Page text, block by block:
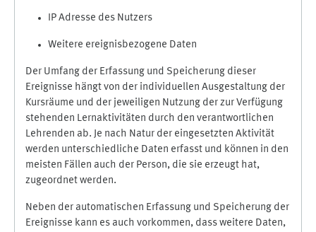
IP Adresse des Nutzers
Weitere ereignisbezogene Daten
Der Umfang der Erfassung und Speicherung dieser
Ereignisse hängt von der individuellen Ausgestaltung der
Kursräume und der jeweiligen Nutzung der zur Verfügung
stehenden Lernaktivitäten durch den verantwortlichen
Lehrenden ab. Je nach Natur der eingesetzten Aktivität
werden unterschiedliche Daten erfasst und können in den
meisten Fällen auch der Person, die sie erzeugt hat,
zugeordnet werden.
Neben der automatischen Erfassung und Speicherung der
Ereignisse kann es auch vorkommen, dass weitere Daten,